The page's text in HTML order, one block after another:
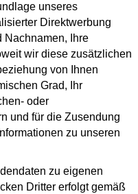
unseres
Direktwerbung
Nachnamen, Ihre
wir diese zusätzlichen
von Ihnen
Grad, Ihr
oder
und für die Zusendung
zu unseren
zu eigenen
Dritter erfolgt gemäß